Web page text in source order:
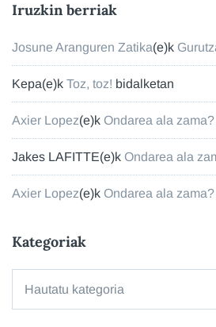
Iruzkin berriak
Josune Aranguren Zatika(e)k
Kepa(e)k Toz, toz! bidalketan
Axier Lopez(e)k Ondarea ala zama?
Jakes LAFITTE(e)k Ondarea ala
Axier Lopez(e)k Ondarea ala zama?
Kategoriak